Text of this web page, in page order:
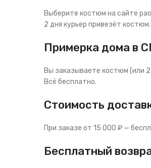
Выберите костюм на сайте
2 дня курьер привезёт костюм.
Примерка дома в
Вы заказываете костюм (или
Всё бесплатно.
Стоимость
При заказе от 15 000 ₽ —
Бесплатный